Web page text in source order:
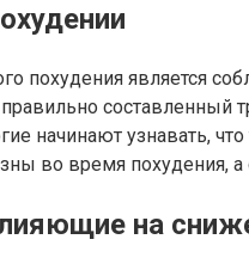
похудения является
начинают узнавать,
во время похудения,
на